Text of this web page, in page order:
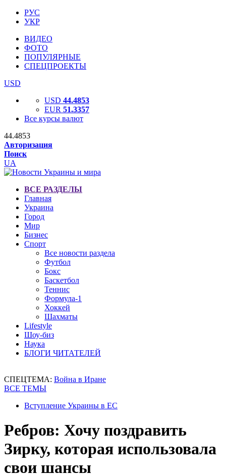
РУС
УКР
ВИДЕО
ФОТО
ПОПУЛЯРНЫЕ
СПЕЦПРОЕКТЫ
USD
USD 44.4853
EUR 51.3357
Все курсы валют
44.4853
Авторизация
Поиск
UA
ВСЕ РАЗДЕЛЫ
Главная
Украина
Город
Мир
Бизнес
Спорт
Все новости раздела
Футбол
Бокс
Баскетбол
Теннис
Формула-1
Хоккей
Шахматы
Lifestyle
Шоу-биз
Наука
БЛОГИ ЧИТАТЕЛЕЙ
СПЕЦТЕМА: Война в Иране
ВСЕ ТЕМЫ
Вступление Украины в ЕС
Ребров: Хочу поздравить
Зирку, которая использовала
свои шансы